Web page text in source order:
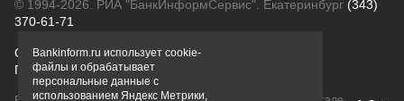
© 1994-2026. РИА "БанкИнформСервис". Екатеринбург (343)
370-61-71
О проектеПолитика конфиденциальности
Правовая информацияДля рекламодателей
Bankinform.ru использует cookie-
файлы и обрабатывает
персональные данные с
использованием Яндекс Метрики,